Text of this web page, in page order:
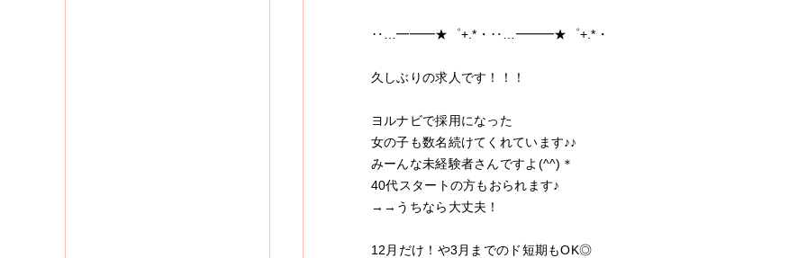
‥…━━━★゜+.*・‥…━━━★゜+.*・
久しぶりの求人です！！！
ヨルナビで採用になった
女の子も数名続けてくれています♪♪
みーんな未経験者さんですよ(^^)＊
40代スタートの方もおられます♪
→→うちなら大丈夫！
12月だけ！や3月までのド短期もOK◎